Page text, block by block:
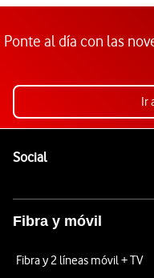
Ponte al día con las
Ir
SocialEnlaces a las redes
Fibra y móvil
Fibra y 2 líneas móvil + TV